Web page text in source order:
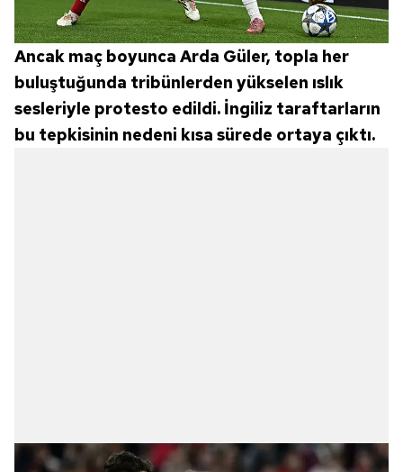
Ancak maç boyunca Arda Güler, topla her
buluştuğunda tribünlerden yükselen ıslık
sesleriyle protesto edildi. İngiliz taraftarların
bu tepkisinin nedeni kısa sürede ortaya çıktı.